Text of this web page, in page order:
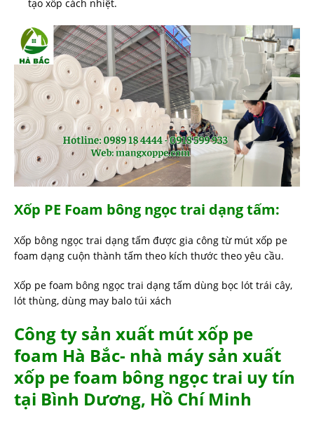
tạo xốp cách nhiệt.
Xốp PE Foam bông ngọc trai dạng tấm:
Xốp bông ngọc trai dạng tấm được gia công từ mút xốp pe
foam dạng cuộn thành tấm theo kích thước theo yêu cầu.
Xốp pe foam bông ngọc trai dạng tấm dùng bọc lót trái cây,
lót thùng, dùng may balo túi xách
Công ty sản xuất mút xốp pe
foam Hà Bắc- nhà máy sản xuất
xốp pe foam bông ngọc trai uy tín
tại Bình Dương, Hồ Chí Minh